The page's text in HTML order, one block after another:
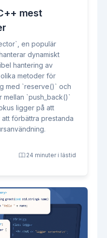
mest
en populär
dynamiskt
hantering av
metoder för
med `reserve()` och
mellan `push_back()`
ligger på att
förbättra prestanda
24 minuter i lästid